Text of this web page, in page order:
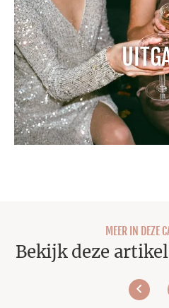
MEER IN DEZE
Bekijk deze